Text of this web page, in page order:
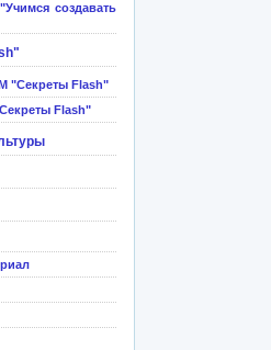
создавать
"Секреты Flash"
Flash"